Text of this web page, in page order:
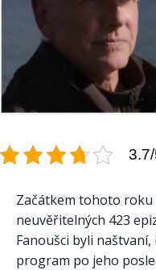
Začátkem tohoto
neuvěřitelných 423
Fanoušci byli
program po jeho